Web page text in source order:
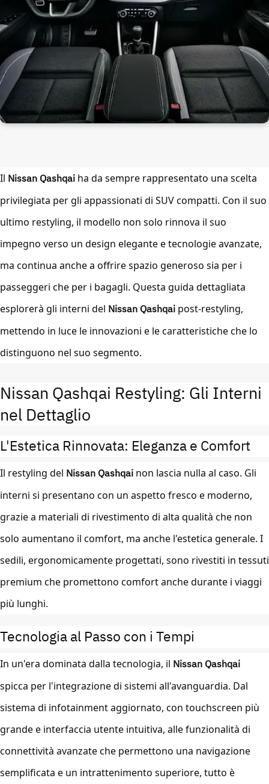
Il Nissan Qashqai ha da sempre rappresentato una scelta
privilegiata per gli appassionati di SUV compatti. Con il suo
ultimo restyling, il modello non solo rinnova il suo
impegno verso un design elegante e tecnologie avanzate,
ma continua anche a offrire spazio generoso sia per i
passeggeri che per i bagagli. Questa guida dettagliata
esplorerà gli interni del Nissan Qashqai post-restyling,
mettendo in luce le innovazioni e le caratteristiche che lo
distinguono nel suo segmento.
Nissan Qashqai Restyling: Gli Interni
nel Dettaglio
L'Estetica Rinnovata: Eleganza e Comfort
Il restyling del Nissan Qashqai non lascia nulla al caso. Gli
interni si presentano con un aspetto fresco e moderno,
grazie a materiali di rivestimento di alta qualità che non
solo aumentano il comfort, ma anche l'estetica generale. I
sedili, ergonomicamente progettati, sono rivestiti in tessuti
premium che promettono comfort anche durante i viaggi
più lunghi.
Tecnologia al Passo con i Tempi
In un'era dominata dalla tecnologia, il Nissan Qashqai
spicca per l'integrazione di sistemi all'avanguardia. Dal
sistema di infotainment aggiornato, con touchscreen più
grande e interfaccia utente intuitiva, alle funzionalità di
connettività avanzate che permettono una navigazione
semplificata e un intrattenimento superiore, tutto è